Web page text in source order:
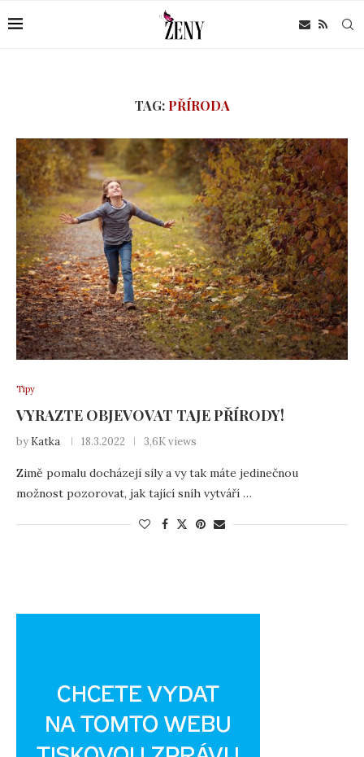
TAG: PŘÍRODA
Tipy
VYRAZTE OBJEVOVAT TAJE PŘÍRODY!
by Katka 18.3.2022 3,6K views
Zimě pomalu docházejí síly a vy tak máte jedinečnou
možnost pozorovat, jak tající sníh vytváří …